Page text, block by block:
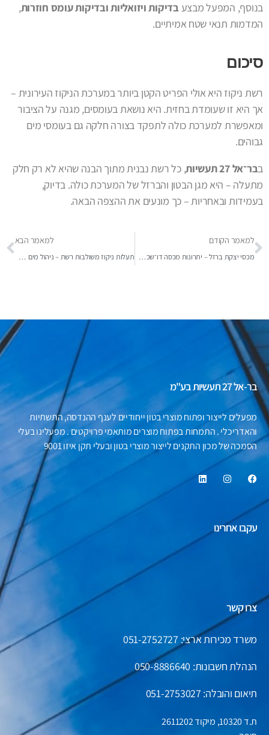
בנוסף, המפעל מבצעבדיקות ויזואליות ובדיקות עומס חוזרות,
המדמות תנאי שטח אמיתיים.
סיכום
רשת ניקוז היא אולי הפריט הקטן ביותר במערכת הניקוז העירונית –
אך היא זו שעומדת בחזית. היא נושאת בעומסים, מגנה על הציבור
ומאפשרת למערכת כולה לתפקד בצורה חלקה גם בעומסי מים
גבוהים.
בבר־אל 27 תעשיות
, כל רשת נבנית מתוך הבנה שהיא לא רק חלק
מתעלה – היא מגן הבטון והברזל של המערכת כולה. בדיוק,
בעמידות ובאחריות – כך מונעים את ההצפה הבאה.
למאמר הקודם
מכסי יצקת ברזל – יתרונות מכסה דו־שכבתי במערכות כבדות
למאמר הבא
תעלות ניקוז משולבות רשת – ניהול מים עירוני חכם
בר-אל 27 תעשיות בע"מ
מפעלים לייצור ופתוח מוצרי בטון ייחודיים לענף ההנדסה, התשתיות
והאדריכלי . התמחות בפתוח מוצרים מותאמי פרויקטים . מפעלינו בעלי
הסמכה של מכון התקנים לייצור מוצרי בטון ובעלי תקן איזו 9001
עקבו אחרינו
צרו קשר
משרד מכירות ארצי: 051-2752727
הנהלת חשבונות: 050-8886640
תיאום והובלה: 051-2753027
ת.ד 10320, מיקוד 2611202